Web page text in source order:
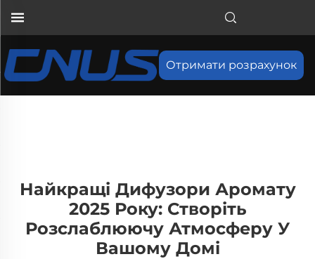
Отримати розрахунок
Найкращі Дифузори Аромату
2025 Року: Створіть
Розслаблюючу Атмосферу У
Вашому Домі